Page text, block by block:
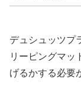
デュシュッツプ
リーピングマッ
げるかする必要